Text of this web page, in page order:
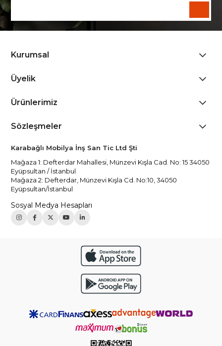
Kurumsal
Üyelik
Ürünlerimiz
Sözleşmeler
Karabağlı Mobilya İnş San Tic Ltd Şti
Mağaza 1: Defterdar Mahallesi, Münzevi Kışla Cad. No: 15 34050
Eyüpsultan / İstanbul
Mağaza 2: Defterdar, Münzevi Kışla Cd. No:10, 34050
Eyüpsultan/İstanbul
Sosyal Medya Hesapları